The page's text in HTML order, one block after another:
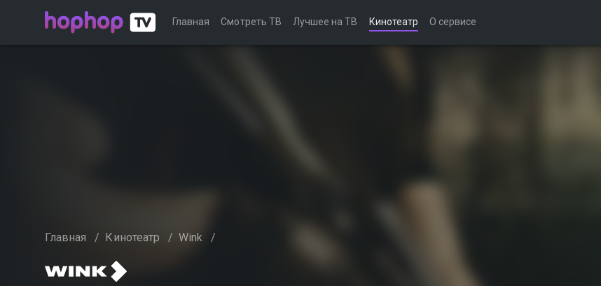
Главная Смотреть ТВ Лучшее на ТВ Кинотеатр О сервисе
Главная / Кинотеатр / Wink /